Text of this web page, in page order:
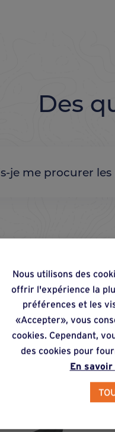
Des
je me procurer
Nous utilisons des
offrir l'expérience la
préférences et les
«Accepter», vous
cookies. Cependant,
des cookies pour
En savoir